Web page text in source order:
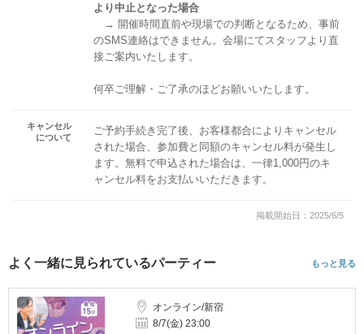
より中止となった場合
→ 開催時間直前や現場での判断となるため、事前
のSMS連絡はできません。会場にてスタッフより直
接ご案内いたします。
何卒ご理解・ご了承のほどお願いいたします。
キャンセル
について
ご予約手続き完了後、お客様都合によりキャンセル
された場合、参加費と同額のキャンセル料が発生し
ます。無料で申込された場合は、一律1,000円のキ
ャンセル料をお支払いいただきます。
掲載開始日：2025/6/5
よく一緒に見られているパーティー もっと見る
オンライン/新宿
8/7(金) 23:00